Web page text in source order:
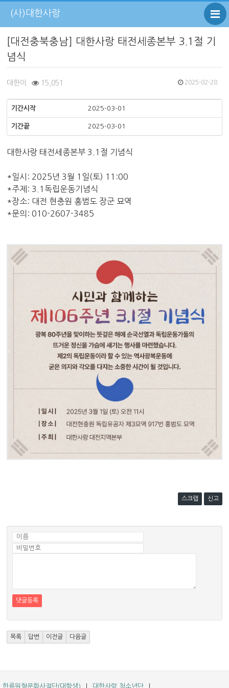
(사)대한사랑
[대전충북충남] 대한사랑 태전세종본부 3.1절 기
념식
대한이 15,051 2025-02-28
기간시작 2025-03-01
기간끝 2025-03-01
대한사랑 태전세종본부 3.1절 기념식
*일시: 2025년 3월 1일(토) 11:00
*주제: 3.1독립운동기념식
*장소: 대전 현충원 홍범도 장군 묘역
*문의: 010-2607-3485
스크랩 신고
댓글등록
목록 답변 이전글 다음글
한류원형문화사절단(대학생) 대한사랑 청소년단